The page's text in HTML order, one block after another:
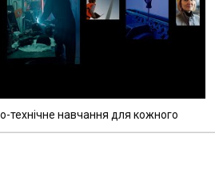
технічне навчання для кожного